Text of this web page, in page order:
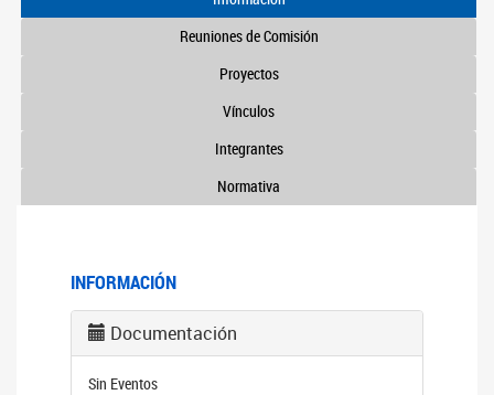
Reuniones de Comisión
Proyectos
Vínculos
Integrantes
Normativa
INFORMACIÓN
Documentación
Sin Eventos